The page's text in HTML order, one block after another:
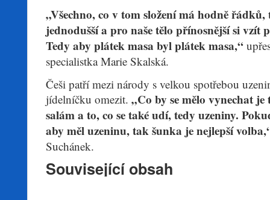
„Všechno, co v tom složení má hodně
jednodušší a pro naše tělo přínosnější si
Tedy aby plátek masa byl plátek masa,“
specialistka Marie Skalská.
Češi patří mezi národy s velkou spotřebou
jídelníčku omezit. „Co by se mělo vynechat
salám a to, co se také udí, tedy uzeniny.
aby měl uzeninu, tak šunka je nejlepší
Suchánek.
Související obsah